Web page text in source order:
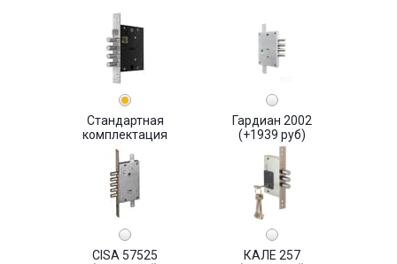
Стандартная
комплектация
Гардиан 2002
(+1939 руб)
CISA 57525
КАЛЕ 257